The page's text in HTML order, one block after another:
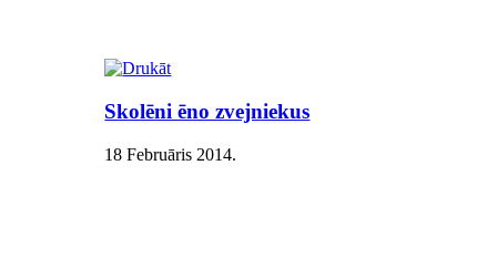
Skolēni ēno zvejniekus
18 Februāris 2014.